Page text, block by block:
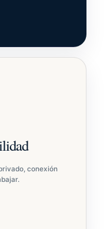
conexión